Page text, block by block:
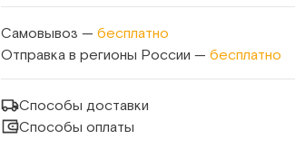
Самовывоз — бесплатно
Отправка в регионы России — бесплатно
Способы доставки
Способы оплаты